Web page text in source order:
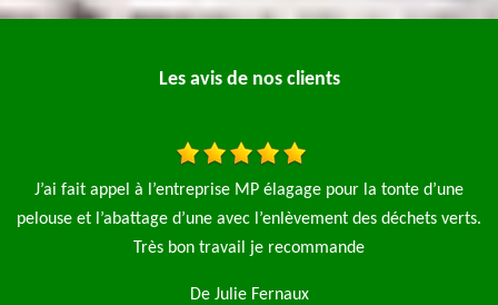
Les avis de nos clients
tonte d’une
déchets verts.
Je fais appel à l'entreprise élagage pro pour
saules et aussi la pose d'une clôture de 90 m le
rapide et net je n'hésiterai pas à refaire appel à